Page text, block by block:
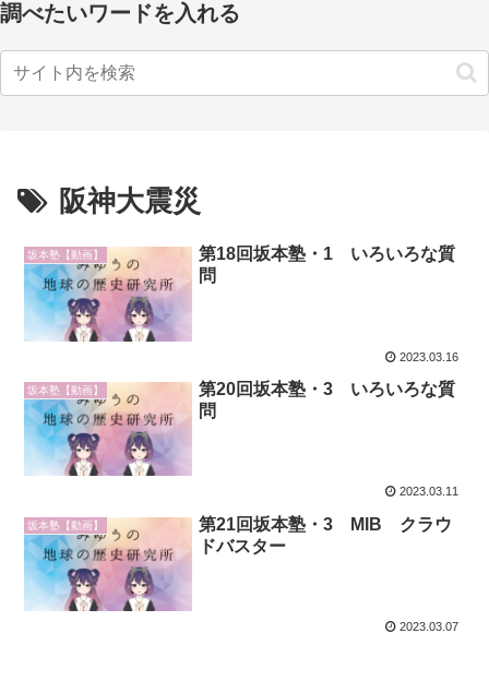
調べたいワードを入れる
阪神大震災
坂本塾【動画】
第18回坂本塾・1 いろいろな質
問
2023.03.16
坂本塾【動画】
第20回坂本塾・3 いろいろな質
問
2023.03.11
坂本塾【動画】
第21回坂本塾・3 MIB クラウ
ドバスター
2023.03.07